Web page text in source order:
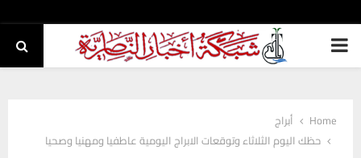
PRIMARY
Home
أبراج
حظك اليوم الثلاثاء وتوقعات الابراج اليومية عاطفيا ومهنيا وصحيا